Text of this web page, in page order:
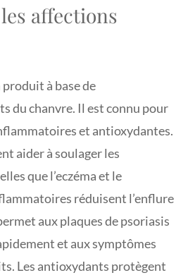
affections
produit à base de
du chanvre. Il est connu pour
et antioxydantes.
aider à soulager les
que l’eczéma et le
réduisent l’enflure
aux plaques de psoriasis
et aux symptômes
Les antioxydants protègent